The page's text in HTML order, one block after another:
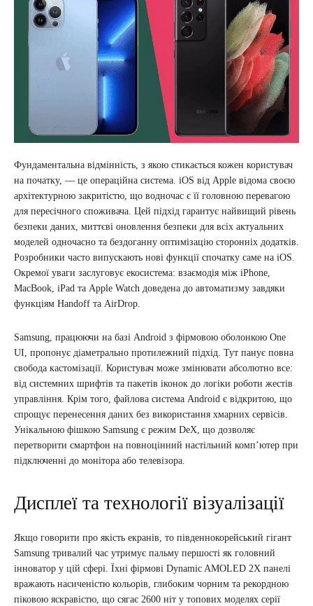
Фундаментальна відмінність, з якою стикається кожен користувач
на початку, — це операційна система. iOS від Apple відома своєю
архітектурною закритістю, що водночас є її головною перевагою
для пересічного споживача. Цей підхід гарантує найвищий рівень
безпеки даних, миттєві оновлення безпеки для всіх актуальних
моделей одночасно та бездоганну оптимізацію сторонніх додатків.
Розробники часто випускають нові функції спочатку саме на iOS.
Окремої уваги заслуговує екосистема: взаємодія між iPhone,
MacBook, iPad та Apple Watch доведена до автоматизму завдяки
функціям Handoff та AirDrop.
Samsung, працюючи на базі Android з фірмовою оболонкою One
UI, пропонує діаметрально протилежний підхід. Тут панує повна
свобода кастомізації. Користувач може змінювати абсолютно все:
від системних шрифтів та пакетів іконок до логіки роботи жестів
управління. Крім того, файлова система Android є відкритою, що
спрощує перенесення даних без використання хмарних сервісів.
Унікальною фішкою Samsung є режим DeX, що дозволяє
перетворити смартфон на повноцінний настільний комп’ютер при
підключенні до монітора або телевізора.
Дисплеї та технології візуалізації
Якщо говорити про якість екранів, то південнокорейський гігант
Samsung тривалий час утримує пальму першості як головний
інноватор у цій сфері. Їхні фірмові Dynamic AMOLED 2X панелі
вражають насиченістю кольорів, глибоким чорним та рекордною
піковою яскравістю, що сягає 2600 ніт у топових моделях серії